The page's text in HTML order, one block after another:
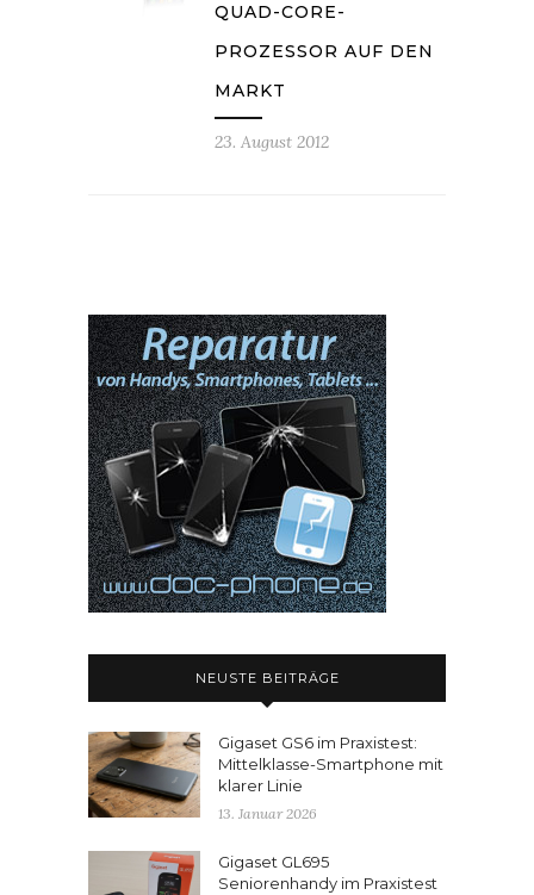
QUAD-CORE-
PROZESSOR AUF DEN
MARKT
23. August 2012
NEUSTE BEITRÄGE
Gigaset GS6 im Praxistest:
Mittelklasse-Smartphone mit
klarer Linie
13. Januar 2026
Gigaset GL695
Seniorenhandy im Praxistest